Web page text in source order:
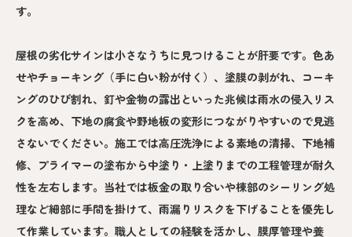
す。
屋根の劣化サインは小さなうちに見つけることが肝要です。色あ
せやチョーキング（手に白い粉が付く）、塗膜の剥がれ、コーキ
ングのひび割れ、釘や金物の露出といった兆候は雨水の侵入リス
クを高め、下地の腐食や野地板の変形につながりやすいので見逃
さないでください。施工では高圧洗浄による素地の清掃、下地補
修、プライマーの塗布から中塗り・上塗りまでの工程管理が耐久
性を左右します。当社では板金の取り合いや棟部のシーリング処
理など細部に手間を掛けて、雨漏りリスクを下げることを優先し
て作業しています。職人としての経験を活かし、膜厚管理や養